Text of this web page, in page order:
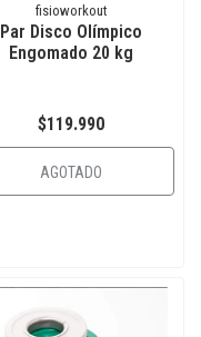
fisioworkout
Par Disco Olímpico
Engomado 20 kg
$119.990
AGOTADO